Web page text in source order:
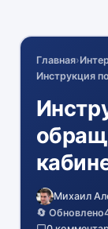
Главная›
Инструкция
Михаил
🔄 Обновлено